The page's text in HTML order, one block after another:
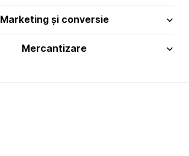
Marketing și conversie
Mercantizare